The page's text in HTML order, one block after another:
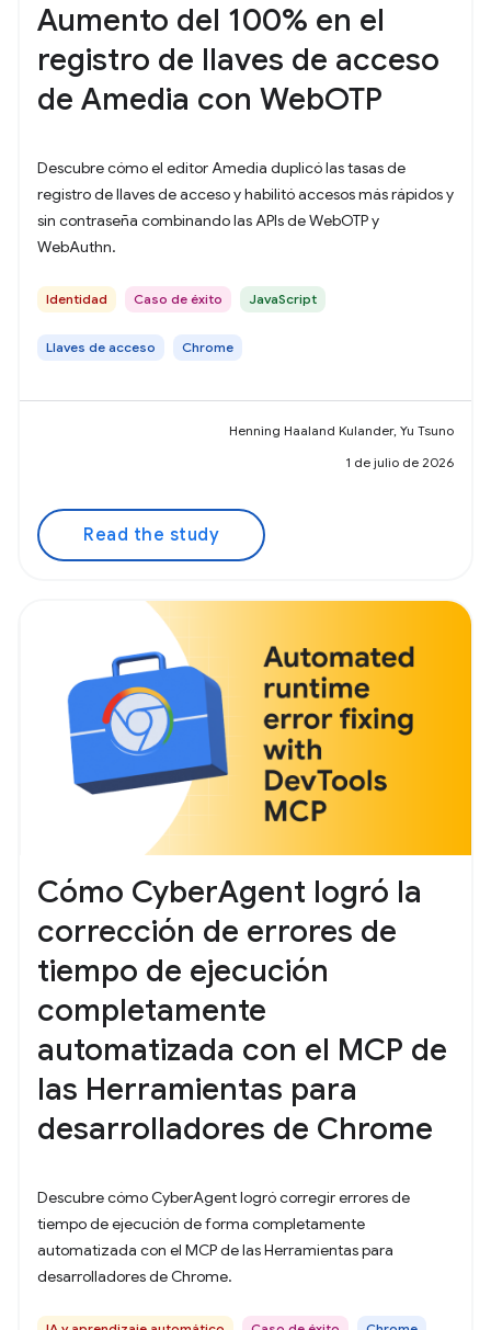
Aumento del 100% en el
registro de llaves de acceso
de Amedia con WebOTP
Descubre cómo el editor Amedia duplicó las tasas de
registro de llaves de acceso y habilitó accesos más rápidos y
sin contraseña combinando las APIs de WebOTP y
WebAuthn.
Identidad Caso de éxito JavaScript
Llaves de acceso Chrome
Henning Haaland Kulander, Yu Tsuno
1 de julio de 2026
Read the study
Cómo CyberAgent logró la
corrección de errores de
tiempo de ejecución
completamente
automatizada con el MCP de
las Herramientas para
desarrolladores de Chrome
Descubre cómo CyberAgent logró corregir errores de
tiempo de ejecución de forma completamente
automatizada con el MCP de las Herramientas para
desarrolladores de Chrome.